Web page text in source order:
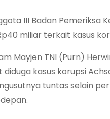
III Badan Pemeriksa
miliar terkait kasus
Mayjen TNI (Purn)
kasus korupsi
tuntas selain